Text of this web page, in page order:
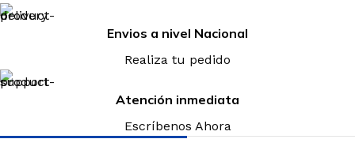
Envios a nivel Nacional
Realiza tu pedido
Atención inmediata
Escríbenos Ahora